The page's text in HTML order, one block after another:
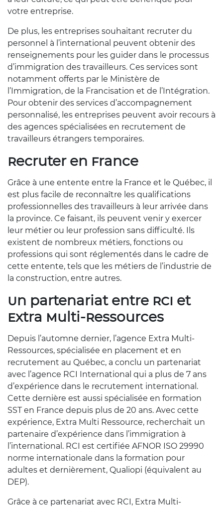
votre entreprise.
De plus, les entreprises souhaitant recruter du
personnel à l’international peuvent obtenir des
renseignements pour les guider dans le processus
d’immigration des travailleurs. Ces services sont
notamment offerts par le Ministère de
l’Immigration, de la Francisation et de l’Intégration.
Pour obtenir des services d’accompagnement
personnalisé, les entreprises peuvent avoir recours à
des agences spécialisées en recrutement de
travailleurs étrangers temporaires.
Recruter en France
Grâce à une entente entre la France et le Québec, il
est plus facile de reconnaître les qualifications
professionnelles des travailleurs à leur arrivée dans
la province. Ce faisant, ils peuvent venir y exercer
leur métier ou leur profession sans difficulté. Ils
existent de nombreux métiers, fonctions ou
professions qui sont réglementés dans le cadre de
cette entente, tels que les métiers de l’industrie de
la construction, entre autres.
Un partenariat entre RCI et
Extra Multi-Ressources
Depuis l’automne dernier, l’agence Extra Multi-
Ressources, spécialisée en placement et en
recrutement au Québec, a conclu un partenariat
avec l’agence RCI International qui a plus de 7 ans
d’expérience dans le recrutement international.
Cette dernière est aussi spécialisée en formation
SST en France depuis plus de 20 ans. Avec cette
expérience, Extra Multi Ressource, recherchait un
partenaire d’expérience dans l’immigration à
l’international. RCI est certifiée AFNOR ISO 29990
norme internationale dans la formation pour
adultes et dernièrement, Qualiopi (équivalent au
DEP).
Grâce à ce partenariat avec RCI, Extra Multi-